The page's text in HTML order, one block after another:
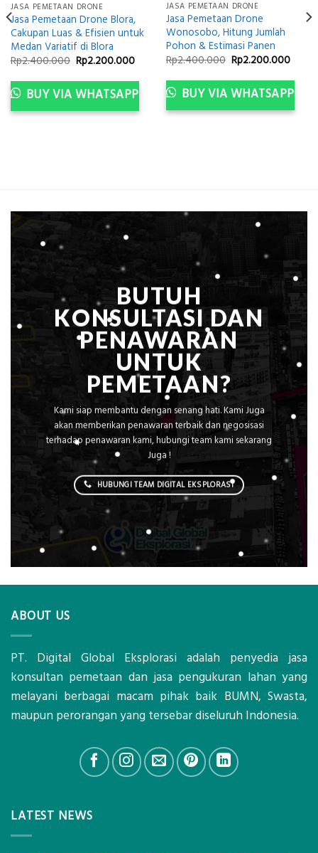
JASA PEMETAAN DRONE
Jasa Pemetaan Drone Blora,
Cakupan Luas & Efisien untuk
Medan Variatif di Blora
Rp2.400.000 Original
price
was:
Rp2.400.000.
Rp2.200.000Current
is:
Rp2.200.000.
BUY VIA WHATSAPP
JASA PEMETAAN DRONE
Jasa Pemetaan Drone
Wonosobo, Hitung Jumlah
Pohon & Estimasi Panen
Rp2.400.000 Original
price
was:
Rp2.400.000.
Rp2.200.000
is:
BUY VIA WHATSAPP
BUTUH
KONSULTASI DAN
PENAWARAN
UNTUK
PEMETAAN?
Kami siap membantu dengan senang hati. Kami Juga
akan memberikan penawaran terbaik dan negosisasi
terhadap penawaran kami, hubungi team kami sekarang
Juga !
HUBUNGI TEAM DIGITAL EKSPLORASI
ABOUT US
PT. Digital Global Eksplorasi adalah penyedia jasa
konsultan pemetaan dan jasa pengukuran lahan yang
melayani berbagai macam pihak baik BUMN, Swasta,
maupun perorangan yang tersebar diseluruh Indonesia.
LATEST NEWS